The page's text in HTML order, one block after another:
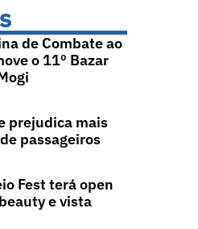
de Combate ao
o 11º Bazar
prejudica mais
passageiros
Fest terá open
e vista